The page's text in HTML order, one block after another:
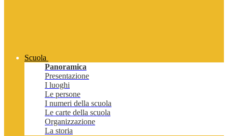
Scuola
Panoramica
Presentazione
I luoghi
Le persone
I numeri della scuola
Le carte della scuola
Organizzazione
La storia